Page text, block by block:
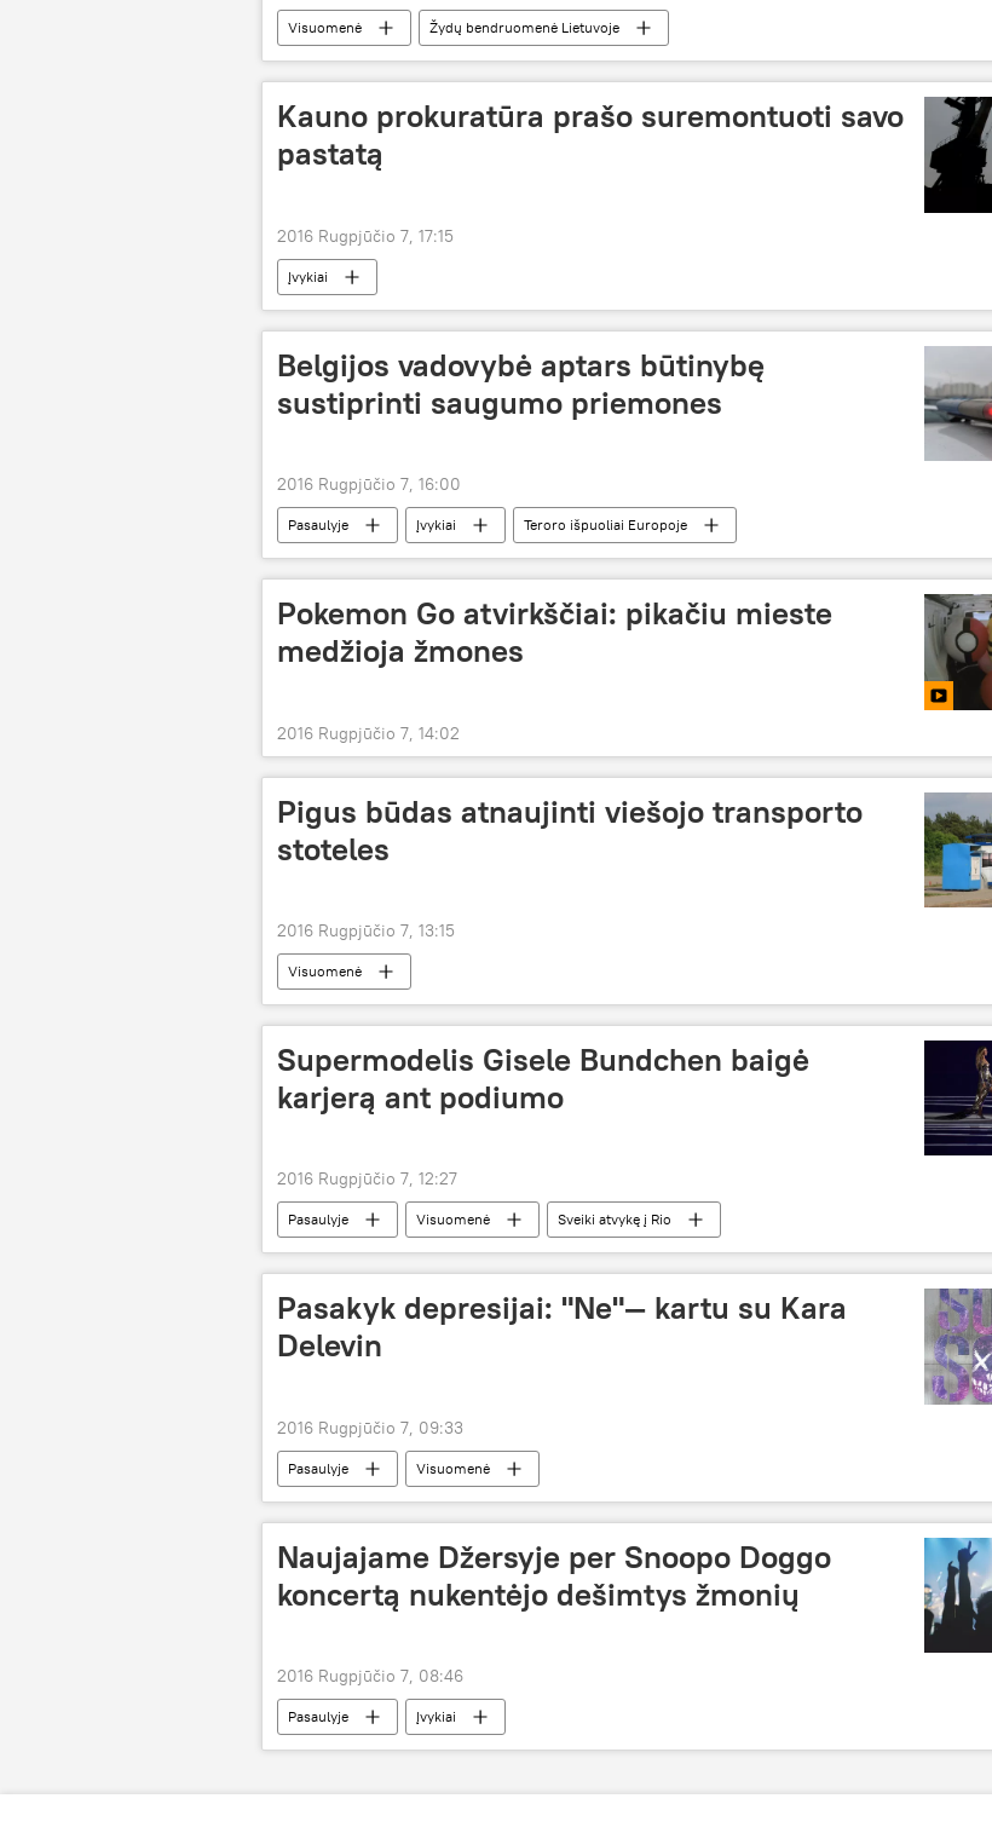
Visuomenė Žydų bendruomenė Lietuvoje
Kauno prokuratūra prašo suremontuoti savo
pastatą
2016 Rugpjūčio 7, 17:15
Įvykiai
Belgijos vadovybė aptars būtinybę
sustiprinti saugumo priemones
2016 Rugpjūčio 7, 16:00
Pasaulyje Įvykiai Teroro išpuoliai Europoje
Pokemon Go atvirkščiai: pikačiu mieste
medžioja žmones
2016 Rugpjūčio 7, 14:02
Pigus būdas atnaujinti viešojo transporto
stoteles
2016 Rugpjūčio 7, 13:15
Visuomenė
Supermodelis Gisele Bundchen baigė
karjerą ant podiumo
2016 Rugpjūčio 7, 12:27
Pasaulyje Visuomenė Sveiki atvykę į Rio
Pasakyk depresijai: "Ne"— kartu su Kara
Delevin
2016 Rugpjūčio 7, 09:33
Pasaulyje Visuomenė
Naujajame Džersyje per Snoopo Doggo
koncertą nukentėjo dešimtys žmonių
2016 Rugpjūčio 7, 08:46
Pasaulyje Įvykiai